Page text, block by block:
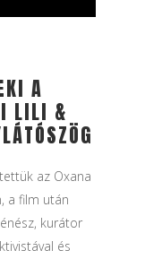
A
LILI &
az Oxana
a film után
kurátor
és